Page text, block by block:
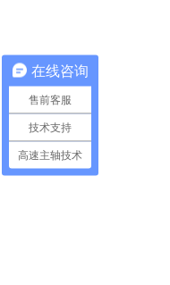
在线咨询
售前客服
技术支持
高速主轴技术